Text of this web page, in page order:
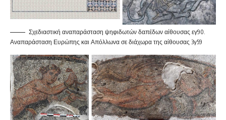
Σχεδιαστική αναπαράσταση ψηφιδωτών δαπέδων αίθουσας εγ90.
Αναπαράσταση Ευρώπης και Απόλλωνα σε διάχωρα της αίθουσας 3γ59